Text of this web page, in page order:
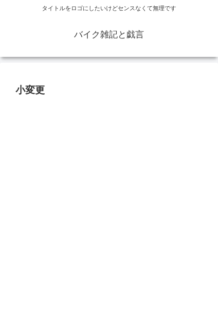
タイトルをロゴにしたいけどセンスなくて無理です
バイク雑記と戯言
小変更